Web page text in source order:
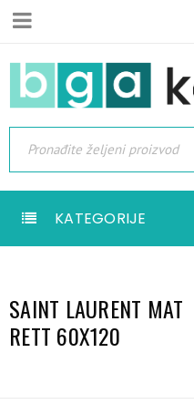
KATEGORIJE
SAINT LAURENT MAT
RETT 60X120